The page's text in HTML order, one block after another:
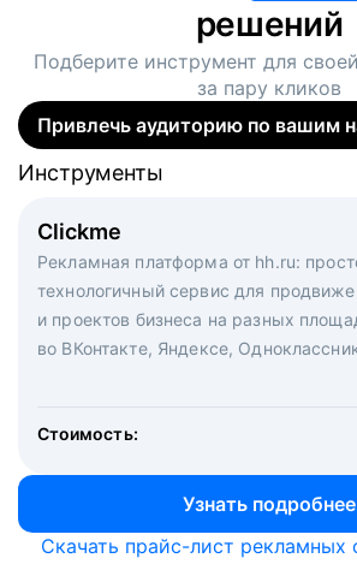
решений
Подберите инструмент для своей
за пару кликов
Привлечь аудиторию по вашим
Clickme
Рекламная платформа от hh.ru:
технологичный сервис для
и проектов бизнеса на разных
во ВКонтакте, Яндексе,
Стоимость:
Узнать подробнее
Инструменты
Вакансия дня
Рекламный формат для вакансий на
hh.ru. Увеличивает количество
Инструменты
Массовый подбор под ключ. Решите,
кандидатов и когда вам нужно, и за
маркетологи, рекрутеры и
hh.ru с целым набором digital-
Инструменты
Скачать прайс-лист рекламных